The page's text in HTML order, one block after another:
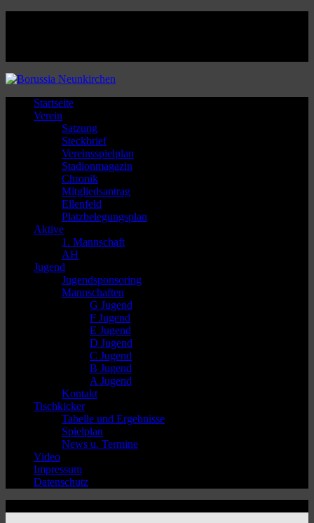
Startseite
Verein
Satzung
Steckbrief
Vereinsspielplan
Stadionmagazin
Chronik
Mitgliedsantrag
Ellenfeld
Platzbelegungsplan
Aktive
1. Mannschaft
AH
Jugend
Jugendsponsoring
Mannschaften
G Jugend
F Jugend
E Jugend
D Jugend
C Jugend
B Jugend
A Jugend
Kontakt
Tischkicker
Tabelle und Ergebnisse
Spielplan
News u. Termine
Video
Impressum
Datenschutz